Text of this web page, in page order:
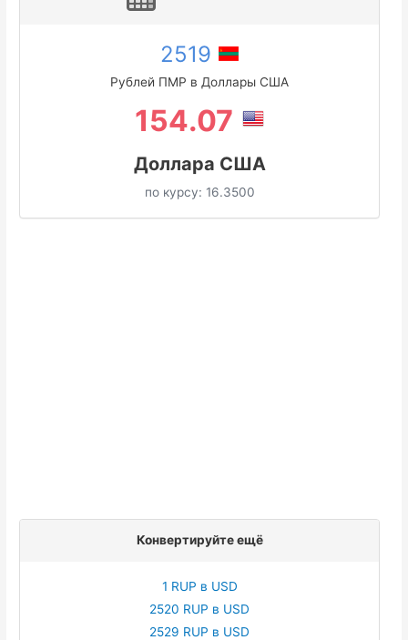
2519
Рублей ПМР в Доллары США
154.07
Доллара США
по курсу: 16.3500
Конвертируйте ещё
1 RUP в USD
2520 RUP в USD
2529 RUP в USD